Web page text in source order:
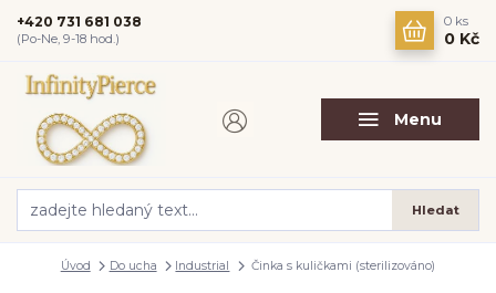
Menu
Hledat
+420 731 681 038
(Po-Ne, 9-18 hod.)
0 ks
0 Kč
Úvod Do ucha Industrial Činka s kuličkami (sterilizováno)